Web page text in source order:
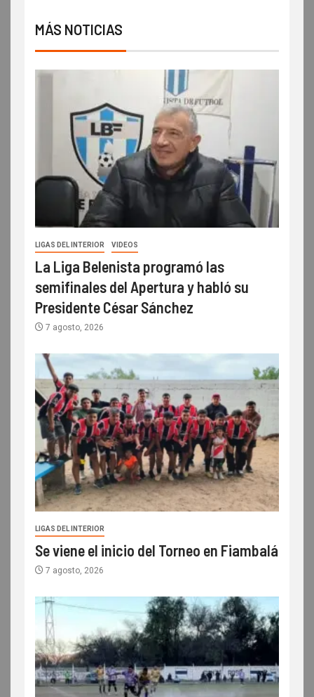
MÁS NOTICIAS
LIGAS DEL INTERIOR VIDEOS
La Liga Belenista programó las
semifinales del Apertura y habló su
Presidente César Sánchez
7 agosto, 2026
LIGAS DEL INTERIOR
Se viene el inicio del Torneo en Fiambalá
7 agosto, 2026